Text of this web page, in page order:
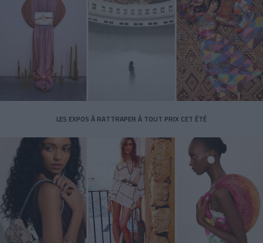
LES EXPOS À RATTRAPER À TOUT PRIX CET ÉTÉ